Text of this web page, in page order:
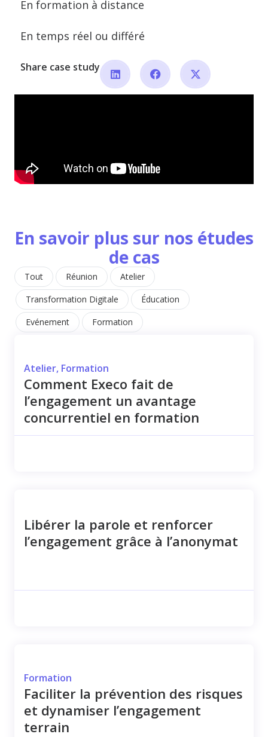
En formation à distance
En temps réel ou différé
Share case study
En savoir plus sur nos études
de cas
Tout Réunion
Atelier
Transformation Digitale
Éducation
Evénement
Formation
Atelier, Formation
Comment Execo fait de
l’engagement un avantage
concurrentiel en formation
Libérer la parole et renforcer
l’engagement grâce à l’anonymat
Formation
Faciliter la prévention des risques
et dynamiser l’engagement
terrain